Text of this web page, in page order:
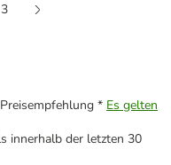
3
* Es gelten
innerhalb der letzten 30